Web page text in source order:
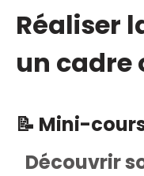
Réaliser
un cadre
📝 Mini-
Découvrir